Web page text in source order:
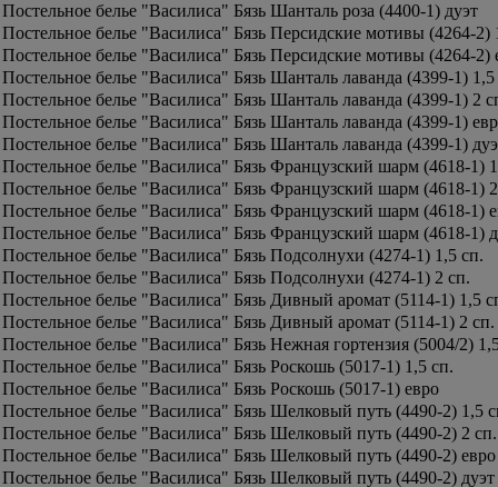
Постельное белье "Василиса" Бязь Шанталь роза (4400-1) дуэт
Постельное белье "Василиса" Бязь Персидские мотивы (4264-2)
Постельное белье "Василиса" Бязь Персидские мотивы (4264-2)
Постельное белье "Василиса" Бязь Шанталь лаванда (4399-1) 1,5
Постельное белье "Василиса" Бязь Шанталь лаванда (4399-1) 2
Постельное белье "Василиса" Бязь Шанталь лаванда (4399-1)
Постельное белье "Василиса" Бязь Шанталь лаванда (4399-1)
Постельное белье "Василиса" Бязь Французский шарм (4618-1)
Постельное белье "Василиса" Бязь Французский шарм (4618-1)
Постельное белье "Василиса" Бязь Французский шарм (4618-1)
Постельное белье "Василиса" Бязь Французский шарм (4618-1)
Постельное белье "Василиса" Бязь Подсолнухи (4274-1) 1,5 сп.
Постельное белье "Василиса" Бязь Подсолнухи (4274-1) 2 сп.
Постельное белье "Василиса" Бязь Дивный аромат (5114-1) 1,5
Постельное белье "Василиса" Бязь Дивный аромат (5114-1) 2 сп.
Постельное белье "Василиса" Бязь Нежная гортензия (5004/2)
Постельное белье "Василиса" Бязь Роскошь (5017-1) 1,5 сп.
Постельное белье "Василиса" Бязь Роскошь (5017-1) евро
Постельное белье "Василиса" Бязь Шелковый путь (4490-2) 1,5
Постельное белье "Василиса" Бязь Шелковый путь (4490-2) 2 сп.
Постельное белье "Василиса" Бязь Шелковый путь (4490-2) евро
Постельное белье "Василиса" Бязь Шелковый путь (4490-2) дуэт